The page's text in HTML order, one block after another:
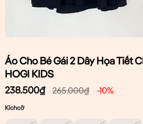
Áo Cho Bé Gái 2 Dây Họa Tiết
HOGI KIDS
238.500₫ 265.000₫ -10%
Kíchcỡ